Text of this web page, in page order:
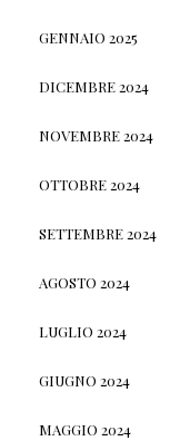
GENNAIO 2025
DICEMBRE 2024
NOVEMBRE 2024
OTTOBRE 2024
SETTEMBRE 2024
AGOSTO 2024
LUGLIO 2024
GIUGNO 2024
MAGGIO 2024